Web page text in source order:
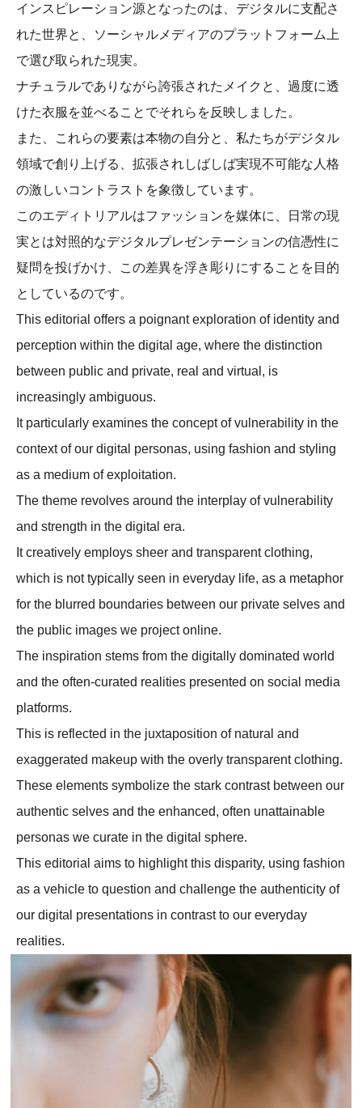
インスピレーション源となったのは、デジタルに支配さ
れた世界と、ソーシャルメディアのプラットフォーム上
で選び取られた現実。
ナチュラルでありながら誇張されたメイクと、過度に透
けた衣服を並べることでそれらを反映しました。
また、これらの要素は本物の自分と、私たちがデジタル
領域で創り上げる、拡張されしばしば実現不可能な人格
の激しいコントラストを象徴しています。
このエディトリアルはファッションを媒体に、日常の現
実とは対照的なデジタルプレゼンテーションの信憑性に
疑問を投げかけ、この差異を浮き彫りにすることを目的
としているのです。
This editorial offers a poignant exploration of identity and
perception within the digital age, where the distinction
between public and private, real and virtual, is
increasingly ambiguous.
It particularly examines the concept of vulnerability in the
context of our digital personas, using fashion and styling
as a medium of exploitation.
The theme revolves around the interplay of vulnerability
and strength in the digital era.
It creatively employs sheer and transparent clothing,
which is not typically seen in everyday life, as a metaphor
for the blurred boundaries between our private selves and
the public images we project online.
The inspiration stems from the digitally dominated world
and the often-curated realities presented on social media
platforms.
This is reflected in the juxtaposition of natural and
exaggerated makeup with the overly transparent clothing.
These elements symbolize the stark contrast between our
authentic selves and the enhanced, often unattainable
personas we curate in the digital sphere.
This editorial aims to highlight this disparity, using fashion
as a vehicle to question and challenge the authenticity of
our digital presentations in contrast to our everyday
realities.